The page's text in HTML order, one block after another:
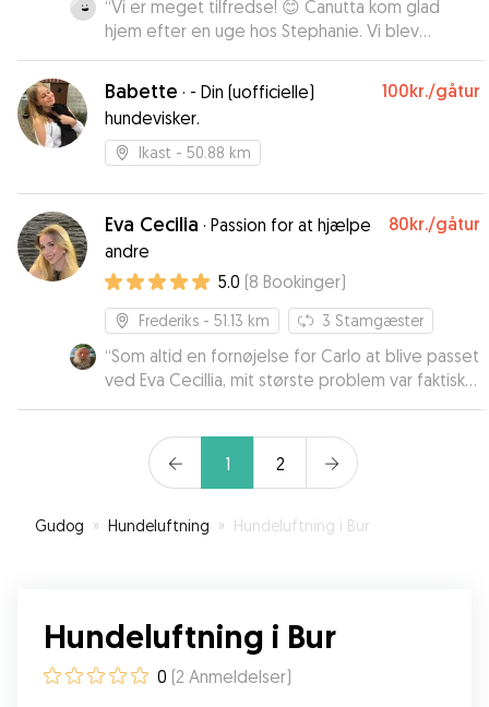
“Vi er meget tilfredse! 😊 Canutta kom glad
hjem efter en uge hos Stephanie. Vi blev
igennem ugen opdateret på hvordan det gik
med hende, og fik tilsendt både billeder og
video. 🤗 Vi har tidligere erfaring med at Canutta
kommer meget stresset hjem, så at se hende så
glad og rolig (bare lidt træt) gjorde os trygge
gang. ❤️”
Babette · - Din (uofficielle)
hundevisker.
100kr./gåtur
Ikast - 50.88 km
Eva Cecilia · Passion for at hjælpe
andre
80kr./gåtur
5.0 (8 Bookinger)
Frederiks - 51.13 km 3 Stamgæster
“Som altid en fornøjelse for Carlo at blive passet
ved Eva Cecillia, mit største problem var faktisk
at få ham med hjem - det var absolut en ferie
1
2
Gudog » Hundeluftning » Hundeluftning i Bur
Hundeluftning i Bur
0 (2 Anmeldelser)